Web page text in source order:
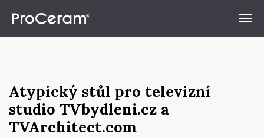
Atypický stůl pro televizní
studio TVbydleni.cz a
TVArchitect.com